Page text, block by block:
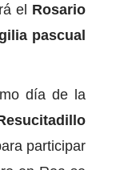
el Rosario
pascual
día de la
participar